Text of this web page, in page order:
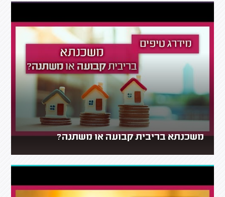
משכנתא בריבית קבועה או משתנה?